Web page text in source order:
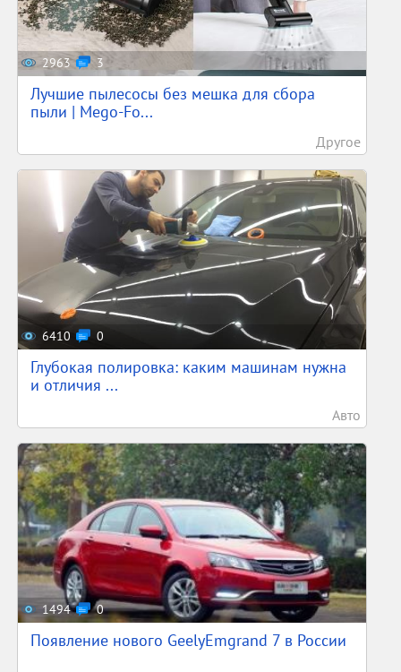
2963 3
Лучшие пылесосы без мешка для сбора
пыли | Mego-Fo...
Другое
6410 0
Глубокая полировка: каким машинам нужна
и отличия ...
Авто
1494 0
Появление нового GeelyEmgrand 7 в России